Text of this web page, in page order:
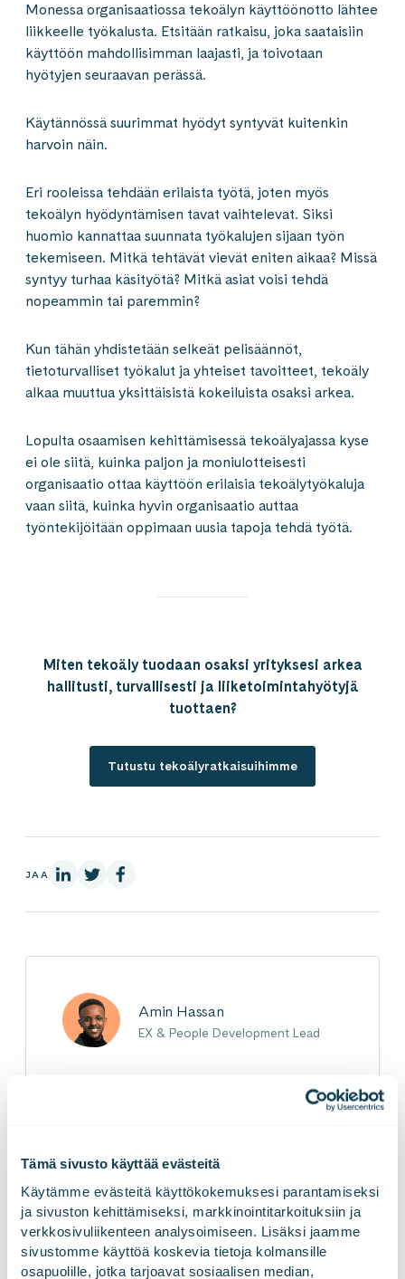
Tämä sivusto käyttää evästeitä
Käytämme evästeitä käyttökokemuksesi parantamiseksi
ja sivuston kehittämiseksi, markkinointitarkoituksiin ja
verkkosivuliikenteen analysoimiseen. Lisäksi jaamme
sivustomme käyttöä koskevia tietoja kolmansille
osapuolille, jotka tarjoavat sosiaalisen median,
Monessa organisaatiossa tekoälyn käyttöönotto lähtee
liikkeelle työkalusta. Etsitään ratkaisu, joka saataisiin
käyttöön mahdollisimman laajasti, ja toivotaan
hyötyjen seuraavan perässä.
Käytännössä suurimmat hyödyt syntyvät kuitenkin
harvoin näin.
Eri rooleissa tehdään erilaista työtä, joten myös
tekoälyn hyödyntämisen tavat vaihtelevat. Siksi
huomio kannattaa suunnata työkalujen sijaan työn
tekemiseen. Mitkä tehtävät vievät eniten aikaa? Missä
syntyy turhaa käsityötä? Mitkä asiat voisi tehdä
nopeammin tai paremmin?
Kun tähän yhdistetään selkeät pelisäännöt,
tietoturvalliset työkalut ja yhteiset tavoitteet, tekoäly
alkaa muuttua yksittäisistä kokeiluista osaksi arkea.
Lopulta osaamisen kehittämisessä tekoälyajassa kyse
ei ole siitä, kuinka paljon ja moniulotteisesti
organisaatio ottaa käyttöön erilaisia tekoälytyökaluja
vaan siitä, kuinka hyvin organisaatio auttaa
työntekijöitään oppimaan uusia tapoja tehdä työtä.
Miten tekoäly tuodaan osaksi yrityksesi arkea
hallitusti, turvallisesti ja liiketoimintahyötyjä
tuottaen?
Tutustu tekoälyratkaisuihimme
JAA LinkedInissä
X:ssäFacebookissa
Amin Hassan
EX & People Development Lead
Amin on intohimoinen monimuotoisuuden,
työelämälle, jossa kaikilla on aidosti yhtäläiset
mahdollisuudet onnistua ja loistaa. Goforella
hän työskentelee työntekijäkokemuksen,
osaamisen kehittämisen sekä DEIB-teemojen
parissa, kehittäen käytäntöjä ja rakenteita, jotka
tukevat sekä yksilöiden kasvua että yhteisön